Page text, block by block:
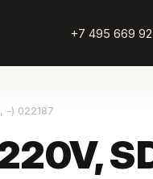
+7 495 669
-) 022187